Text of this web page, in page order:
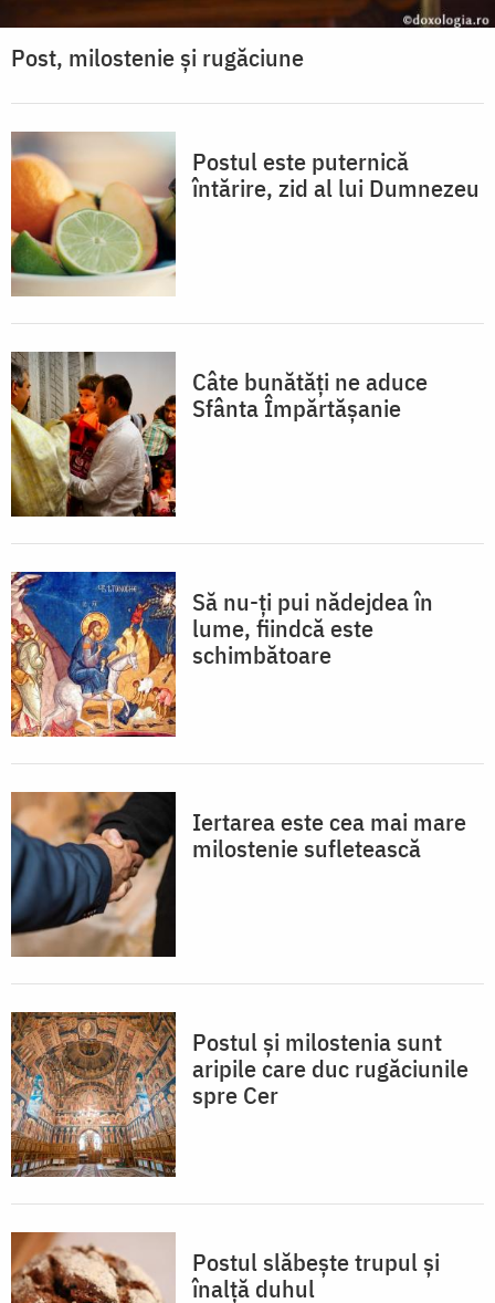
Post, milostenie și rugăciune
Postul este puternică
întărire, zid al lui Dumnezeu
Câte bunătăți ne aduce
Sfânta Împărtășanie
Să nu-ți pui nădejdea în
lume, fiindcă este
schimbătoare
Iertarea este cea mai mare
milostenie sufletească
Postul și milostenia sunt
aripile care duc rugăciunile
spre Cer
Postul slăbește trupul și
înalță duhul